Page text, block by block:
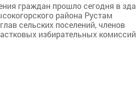
граждан прошло сегодня в
района Рустам
сельских поселений, членов
избирательных